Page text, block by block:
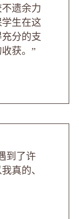
遗余力
生在这
分的支
获。”
到了许
真的、